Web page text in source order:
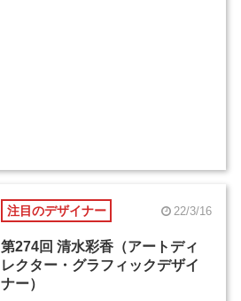
注目のデザイナー 22/3/16
第274回 清水彩香（アートディ
レクター・グラフィックデザイ
ナー）